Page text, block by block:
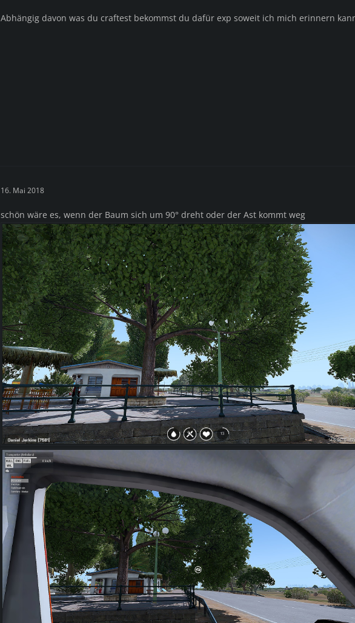
Abhängig davon was du craftest bekommst du dafür exp soweit ich mich erinnern
16. Mai 2018
schön wäre es, wenn der Baum sich um 90° dreht oder der Ast kommt weg